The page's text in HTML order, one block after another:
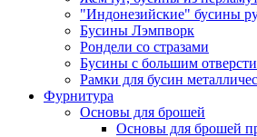
"Индонезийские" бусины
Бусины Лэмпворк
Рондели со стразами
Бусины с большим
Рамки для бусин
Фурнитура
Основы для брошей
Основы для брошей